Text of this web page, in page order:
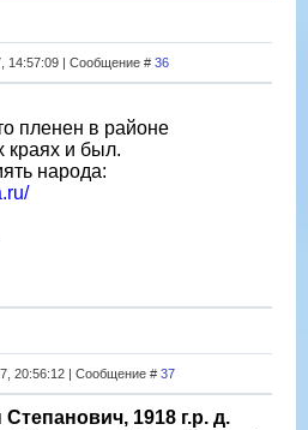
14:57:09 | Сообщение # 36
пленен в районе
краях и был.
народа:
20:56:12 | Сообщение # 37
1918 г.р. д.